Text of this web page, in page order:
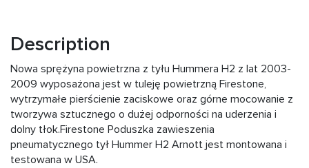
Description
Nowa sprężyna powietrzna z tyłu Hummera H2 z lat 2003-
2009 wyposażona jest w tuleję powietrzną Firestone,
wytrzymałe pierścienie zaciskowe oraz górne mocowanie z
tworzywa sztucznego o dużej odporności na uderzenia i
dolny tłok.Firestone Poduszka zawieszenia
pneumatycznego tył Hummer H2 Arnott jest montowana i
testowana w USA.